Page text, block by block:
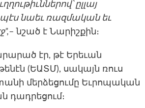
ըլլայ
նաեւ ռազմական եւ
– նշած է Նարիշքին։
էր, թէ Երեւան
(ԵԱՏՄ), սակայն ռուս
մերձեցումը Եւրոպական
դադրեցում։